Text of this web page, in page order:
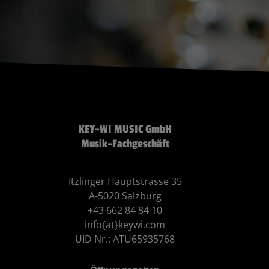
KEY-WI MUSIC GmbH
Musik-Fachgeschäft
Itzlinger Hauptstrasse 35
A-5020 Salzburg
+43 662 84 84 10
info{at}keywi.com
UID Nr.: ATU65935768